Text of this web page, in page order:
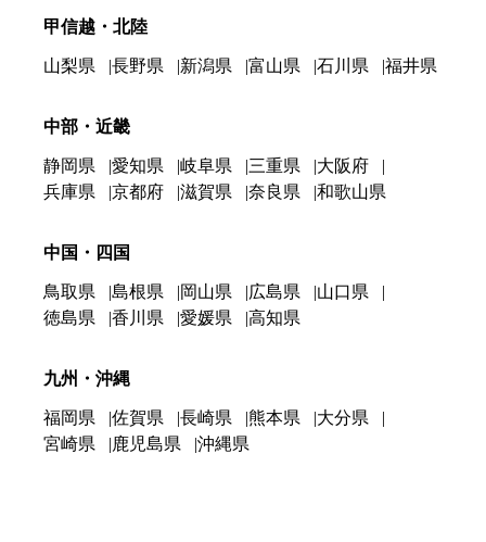
甲信越・北陸
山梨県 長野県 新潟県 富山県 石川県 福井県
中部・近畿
静岡県 愛知県 岐阜県 三重県
大阪府
兵庫県
京都府 滋賀県 奈良県 和歌山県
中国・四国
鳥取県 島根県 岡山県 広島県
山口県
徳島県
香川県 愛媛県 高知県
九州・沖縄
福岡県 佐賀県 長崎県 熊本県
大分県
宮崎県
鹿児島県 沖縄県